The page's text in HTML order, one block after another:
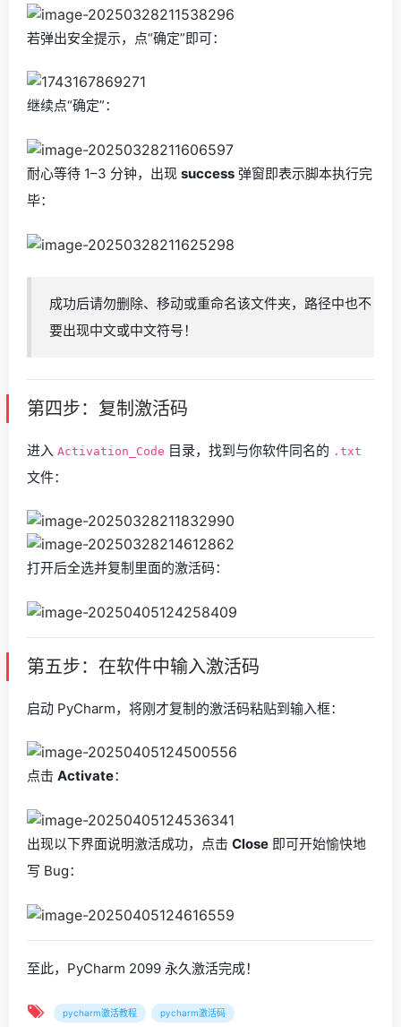
若弹出安全提示，点“确定”即可：
继续点“确定”：
耐心等待 1–3 分钟，出现 success 弹窗即表示脚本执行完
毕：
成功后请勿删除、移动或重命名该文件夹，路径中也不
要出现中文或中文符号！
第四步：复制激活码
进入 Activation_Code 目录，找到与你软件同名的 .txt
文件：
打开后全选并复制里面的激活码：
第五步：在软件中输入激活码
启动 PyCharm，将刚才复制的激活码粘贴到输入框：
点击 Activate：
出现以下界面说明激活成功，点击 Close 即可开始愉快地
写 Bug：
至此，PyCharm 2099 永久激活完成！
pycharm激活教程 pycharm激活码